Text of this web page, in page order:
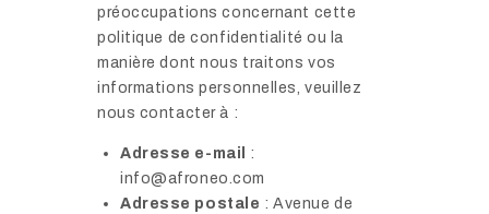
préoccupations concernant cette
politique de confidentialité ou la
manière dont nous traitons vos
informations personnelles, veuillez
nous contacter à :
Adresse e-mail
:
info@afroneo.com
Adresse postale : Avenue de